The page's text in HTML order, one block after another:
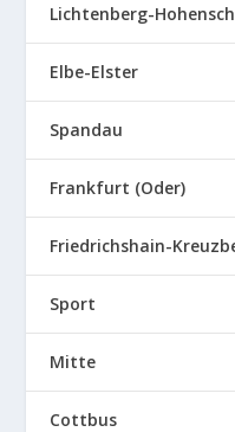
Lichtenberg-
Elbe-Elster
Spandau
Frankfurt (Oder)
Friedrichshain-
Sport
Mitte
Cottbus